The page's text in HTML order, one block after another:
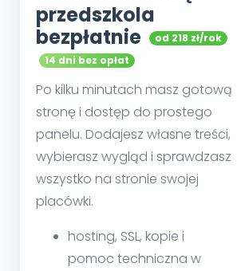
przedszkola
bezpłatnie
od 218 zł/rok
14 dni bez opłat
Po kilku minutach masz gotową
stronę i dostęp do prostego
panelu. Dodajesz własne treści,
wybierasz wygląd i sprawdzasz
wszystko na stronie swojej
placówki.
hosting, SSL, kopie i
pomoc techniczna w